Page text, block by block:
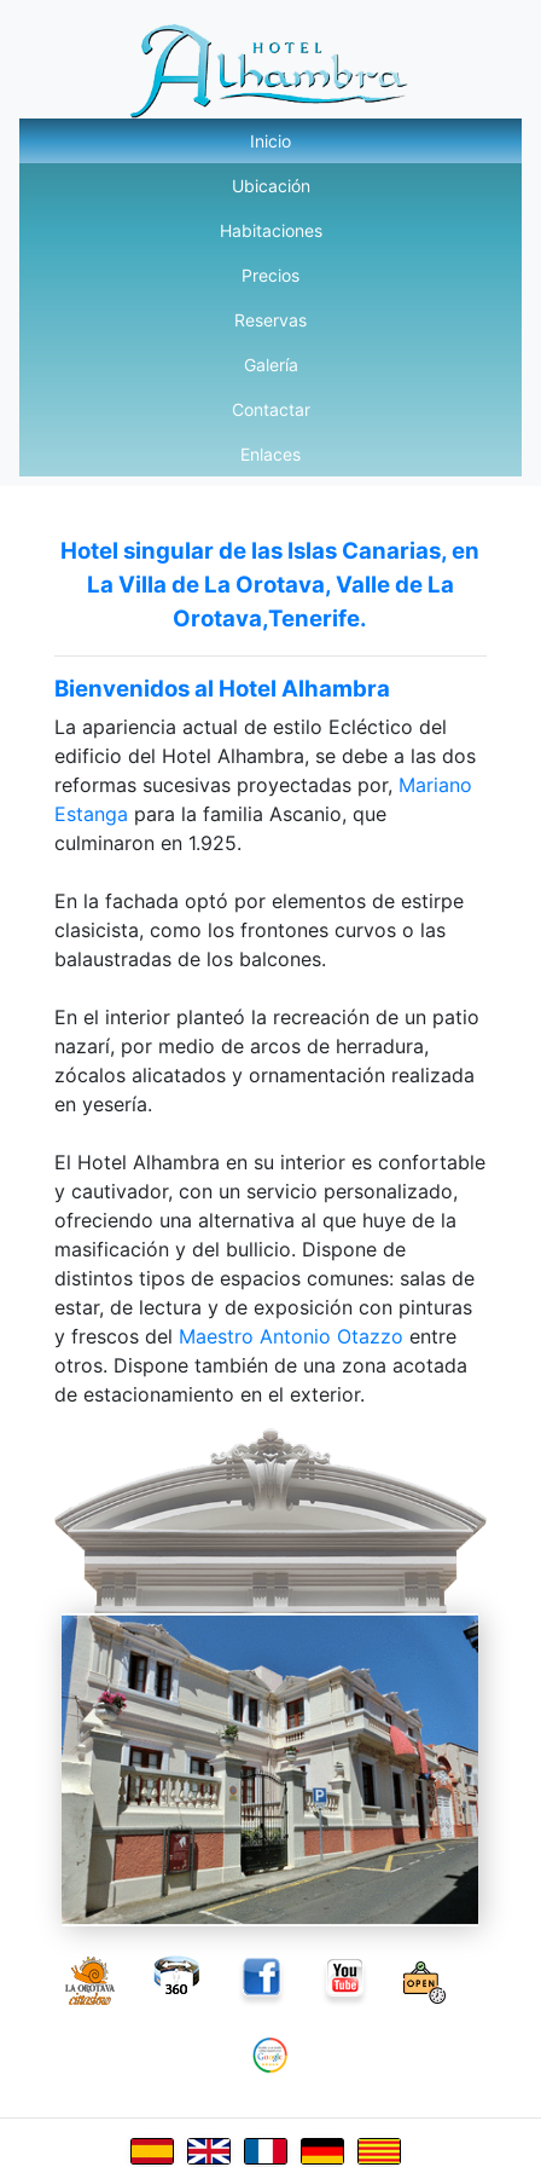
Inicio
Ubicación
Habitaciones
Precios
Reservas
Galería
Contactar
Enlaces
Hotel singular de las Islas Canarias, en
La Villa de La Orotava, Valle de La
Orotava,Tenerife.
Bienvenidos al Hotel Alhambra
La apariencia actual de estilo Ecléctico del
edificio del Hotel Alhambra, se debe a las dos
reformas sucesivas proyectadas por, Mariano
Estanga para la familia Ascanio, que
culminaron en 1.925.
En la fachada optó por elementos de estirpe
clasicista, como los frontones curvos o las
balaustradas de los balcones.
En el interior planteó la recreación de un patio
nazarí, por medio de arcos de herradura,
zócalos alicatados y ornamentación realizada
en yesería.
El Hotel Alhambra en su interior es confortable
y cautivador, con un servicio personalizado,
ofreciendo una alternativa al que huye de la
masificación y del bullicio. Dispone de
distintos tipos de espacios comunes: salas de
estar, de lectura y de exposición con pinturas
y frescos del Maestro Antonio Otazzo entre
otros. Dispone también de una zona acotada
de estacionamiento en el exterior.